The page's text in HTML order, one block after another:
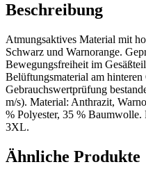
Beschreibung
Atmungsaktives Material mit
Schwarz und Warnorange.
Bewegungsfreiheit im
Belüftungsmaterial am
Gebrauchswertprüfung
m/s). Material: Anthrazit,
% Polyester, 35 %
3XL.
Ähnliche Produkte